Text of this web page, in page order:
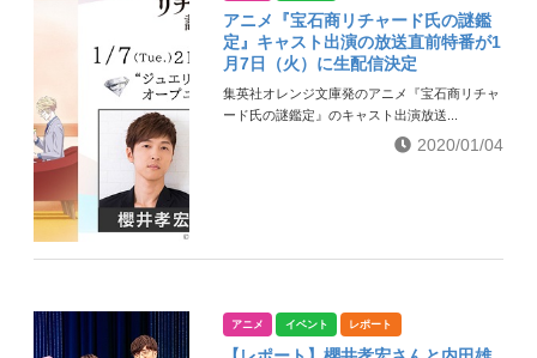
アニメ『宝石商リチャード氏の謎鑑
定』キャスト出演の放送直前特番が1
月7日（火）に生配信決定
集英社オレンジ文庫発のアニメ『宝石商リチャ
ード氏の謎鑑定』のキャスト出演放送...
2020/01/04
アニメ イベント レポート